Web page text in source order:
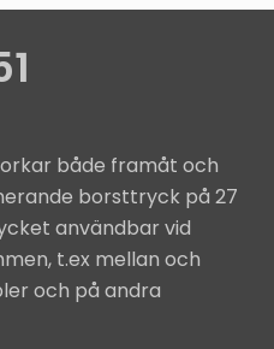
både framåt och
borsttryck på 27
användbar vid
t.ex mellan och
och på andra